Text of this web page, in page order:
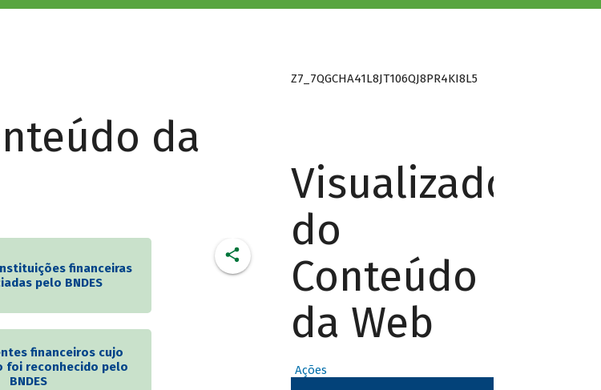
da
financeiras
pelo BNDES
financeiros cujo
foi reconhecido pelo
BNDES
Z7_7QGCHA41L8JT106QJ8PR4KI8L5
Visualizador
do
Conteúdo
da Web
Ações